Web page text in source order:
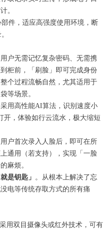
。
部件，适应高强度使用环境，断
户无需记忆复杂密码、无需携
柜前，「刷脸」即可完成身份
个过程流畅自然，尤其适用于
等场景。
采用高性能AI算法，识别速度小
开，体验如行云流水，极大缩短
用户首次录入人脸后，即可在所
通用（若支持），实现「一脸
麻烦。
是钥匙」 。从根本上解决了忘
电等传统存取方式的所有痛
采用双目摄像头或红外技术，可有